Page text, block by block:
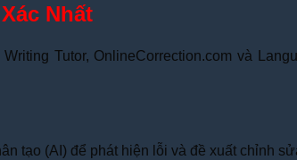
Nhất
Tutor, OnlineCorrection.com và
tạo (AI) để phát hiện lỗi và đề xuất chỉnh